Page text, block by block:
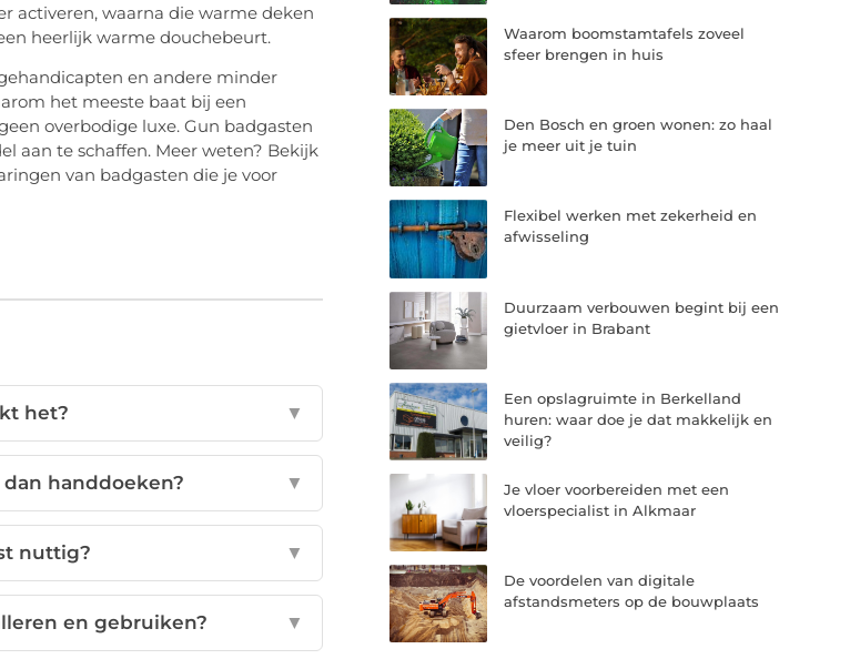
activeren, waarna die warme deken
heerlijk warme douchebeurt.
en andere minder
het meeste baat bij een
overbodige luxe. Gun badgasten
aan te schaffen. Meer weten? Bekijk
van badgasten die je voor
het? ▼
handdoeken? ▼
nuttig? ▼
en gebruiken? ▼
Waarom boomstamtafels zoveel
sfeer brengen in huis
Den Bosch en groen wonen: zo haal
je meer uit je tuin
Flexibel werken met zekerheid en
afwisseling
Duurzaam verbouwen begint bij een
gietvloer in Brabant
Een opslagruimte in Berkelland
huren: waar doe je dat makkelijk en
veilig?
Je vloer voorbereiden met een
vloerspecialist in Alkmaar
De voordelen van digitale
afstandsmeters op de bouwplaats